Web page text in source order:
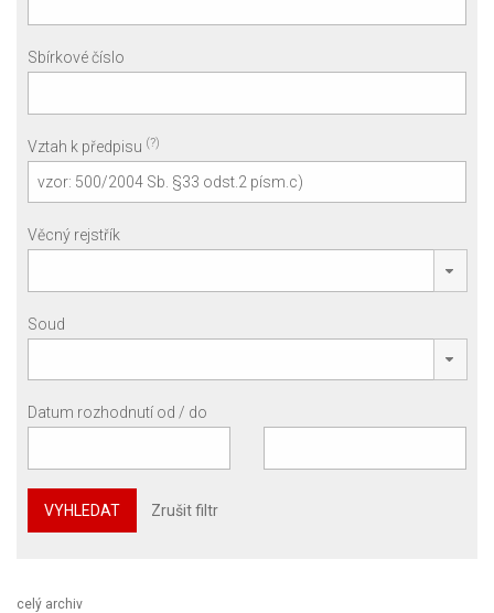
Sbírkové číslo
Vztah k předpisu (?)
Věcný rejstřík
Soud
Datum rozhodnutí od / do
VYHLEDAT Zrušit filtr
celý archiv